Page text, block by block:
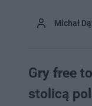
Michał
Gry free
stolicą